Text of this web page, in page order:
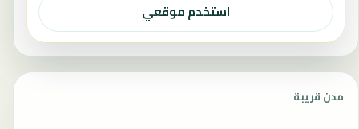
استخدم موقعي
مدن قريبة